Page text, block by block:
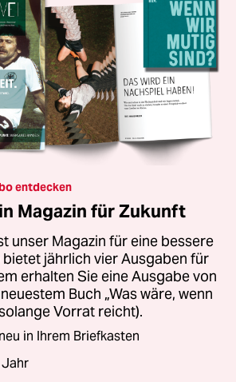
entdecken
Magazin für Zukunft
unser Magazin für eine bessere
jährlich vier Ausgaben für
erhalten Sie eine Ausgabe von
Buch „Was wäre, wenn
Vorrat reicht).
in Ihrem Briefkasten
Jahr